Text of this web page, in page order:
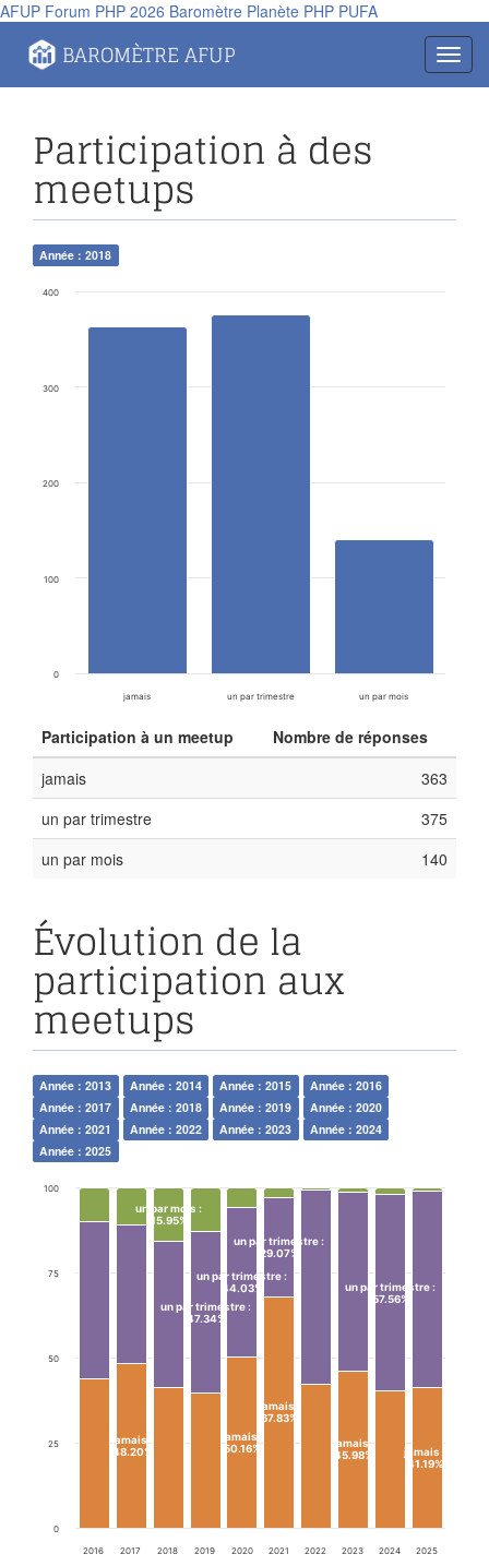
AFUP Forum PHP 2026 Baromètre Planète PHP PUFA
BAROMÈTRE AFUP
Participation à des
meetups
Année : 2018
jamais un par trimestre un par mois
0
100
200
300
400
Participation à un meetup
Nombre de réponses
jamais
363
un par trimestre
375
un par mois
140
Évolution de la
participation aux
meetups
Année : 2013 Année : 2014 Année : 2015
Année : 2016
Année : 2017
Année : 2018 Année : 2019
Année : 2020
Année : 2021
Année : 2022 Année : 2023
Année : 2024
Année : 2025
2016 2017 2018 2019 2020 2021 2022 2023 2024 2025
0
25
50
75
100
un par mois :
15.95%
un par trimestre:
47.34%
un par trimestre:
44.03%
un par trimestre:
29.07%
un par trimestre:
57.56%
jamais
48.20%
jamais
50.16%
jamais
67.83%
jamais:
45.98%
jamais
41.19%
Panneau de gestion des cookies